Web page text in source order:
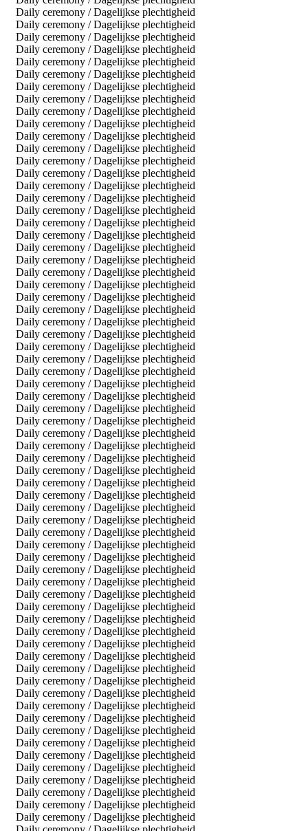
Daily ceremony / Dagelijkse plechtigheid
Daily ceremony / Dagelijkse plechtigheid
Daily ceremony / Dagelijkse plechtigheid
Daily ceremony / Dagelijkse plechtigheid
Daily ceremony / Dagelijkse plechtigheid
Daily ceremony / Dagelijkse plechtigheid
Daily ceremony / Dagelijkse plechtigheid
Daily ceremony / Dagelijkse plechtigheid
Daily ceremony / Dagelijkse plechtigheid
Daily ceremony / Dagelijkse plechtigheid
Daily ceremony / Dagelijkse plechtigheid
Daily ceremony / Dagelijkse plechtigheid
Daily ceremony / Dagelijkse plechtigheid
Daily ceremony / Dagelijkse plechtigheid
Daily ceremony / Dagelijkse plechtigheid
Daily ceremony / Dagelijkse plechtigheid
Daily ceremony / Dagelijkse plechtigheid
Daily ceremony / Dagelijkse plechtigheid
Daily ceremony / Dagelijkse plechtigheid
Daily ceremony / Dagelijkse plechtigheid
Daily ceremony / Dagelijkse plechtigheid
Daily ceremony / Dagelijkse plechtigheid
Daily ceremony / Dagelijkse plechtigheid
Daily ceremony / Dagelijkse plechtigheid
Daily ceremony / Dagelijkse plechtigheid
Daily ceremony / Dagelijkse plechtigheid
Daily ceremony / Dagelijkse plechtigheid
Daily ceremony / Dagelijkse plechtigheid
Daily ceremony / Dagelijkse plechtigheid
Daily ceremony / Dagelijkse plechtigheid
Daily ceremony / Dagelijkse plechtigheid
Daily ceremony / Dagelijkse plechtigheid
Daily ceremony / Dagelijkse plechtigheid
Daily ceremony / Dagelijkse plechtigheid
Daily ceremony / Dagelijkse plechtigheid
Daily ceremony / Dagelijkse plechtigheid
Daily ceremony / Dagelijkse plechtigheid
Daily ceremony / Dagelijkse plechtigheid
Daily ceremony / Dagelijkse plechtigheid
Daily ceremony / Dagelijkse plechtigheid
Daily ceremony / Dagelijkse plechtigheid
Daily ceremony / Dagelijkse plechtigheid
Daily ceremony / Dagelijkse plechtigheid
Daily ceremony / Dagelijkse plechtigheid
Daily ceremony / Dagelijkse plechtigheid
Daily ceremony / Dagelijkse plechtigheid
Daily ceremony / Dagelijkse plechtigheid
Daily ceremony / Dagelijkse plechtigheid
Daily ceremony / Dagelijkse plechtigheid
Daily ceremony / Dagelijkse plechtigheid
Daily ceremony / Dagelijkse plechtigheid
Daily ceremony / Dagelijkse plechtigheid
Daily ceremony / Dagelijkse plechtigheid
Daily ceremony / Dagelijkse plechtigheid
Daily ceremony / Dagelijkse plechtigheid
Daily ceremony / Dagelijkse plechtigheid
Daily ceremony / Dagelijkse plechtigheid
Daily ceremony / Dagelijkse plechtigheid
Daily ceremony / Dagelijkse plechtigheid
Daily ceremony / Dagelijkse plechtigheid
Daily ceremony / Dagelijkse plechtigheid
Daily ceremony / Dagelijkse plechtigheid
Daily ceremony / Dagelijkse plechtigheid
Daily ceremony / Dagelijkse plechtigheid
Daily ceremony / Dagelijkse plechtigheid
Daily ceremony / Dagelijkse plechtigheid